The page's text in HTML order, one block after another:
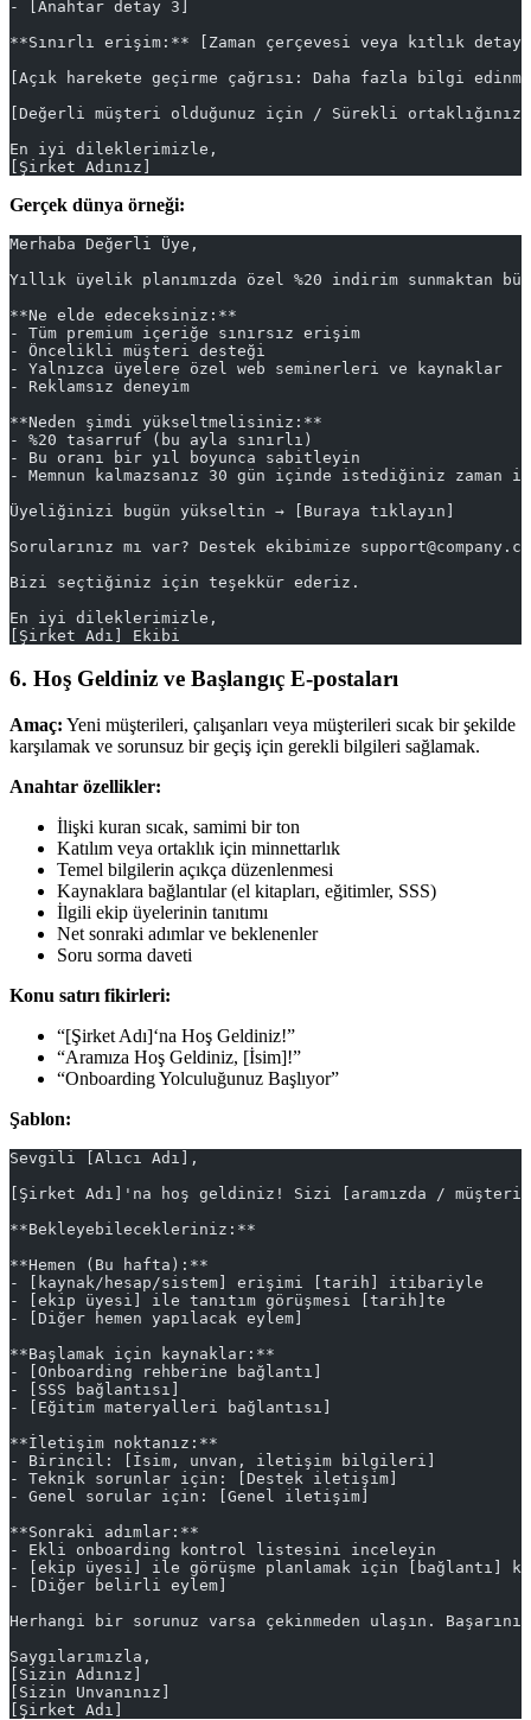
- [Anahtar detay 3]
**Sınırlı erişim:** [Zaman çerçevesi veya kıtlık
[Açık harekete geçirme çağrısı: Daha fazla bilgi
[Değerli müşteri olduğunuz için / Sürekli
En iyi dileklerimizle,
[Şirket Adınız]
Gerçek dünya örneği:
Merhaba Değerli Üye,
Yıllık üyelik planımızda özel %20 indirim sunmaktan
**Ne elde edeceksiniz:**
- Tüm premium içeriğe sınırsız erişim
- Öncelikli müşteri desteği
- Yalnızca üyelere özel web seminerleri ve kaynaklar
- Reklamsız deneyim
**Neden şimdi yükseltmelisiniz:**
- %20 tasarruf (bu ayla sınırlı)
- Bu oranı bir yıl boyunca sabitleyin
- Memnun kalmazsanız 30 gün içinde istediğiniz zaman
Üyeliğinizi bugün yükseltin → [Buraya tıklayın]
Sorularınız mı var? Destek ekibimize
Bizi seçtiğiniz için teşekkür ederiz.
En iyi dileklerimizle,
[Şirket Adı] Ekibi
6. Hoş Geldiniz ve Başlangıç E-postaları
Amaç: Yeni müşterileri, çalışanları veya müşterileri sıcak bir şekilde
karşılamak ve sorunsuz bir geçiş için gerekli bilgileri sağlamak.
Anahtar özellikler:
İlişki kuran sıcak, samimi bir ton
Katılım veya ortaklık için minnettarlık
Temel bilgilerin açıkça düzenlenmesi
Kaynaklara bağlantılar (el kitapları, eğitimler, SSS)
İlgili ekip üyelerinin tanıtımı
Net sonraki adımlar ve beklenenler
Soru sorma daveti
Konu satırı fikirleri:
“[Şirket Adı]‘na Hoş Geldiniz!”
“Aramıza Hoş Geldiniz, [İsim]!”
“Onboarding Yolculuğunuz Başlıyor”
Şablon:
Sevgili [Alıcı Adı],
[Şirket Adı]'na hoş geldiniz! Sizi [aramızda / müşteri
**Bekleyebilecekleriniz:**
**Hemen (Bu hafta):**
- [kaynak/hesap/sistem] erişimi [tarih] itibariyle
- [ekip üyesi] ile tanıtım görüşmesi [tarih]te
- [Diğer hemen yapılacak eylem]
**Başlamak için kaynaklar:**
- [Onboarding rehberine bağlantı]
- [SSS bağlantısı]
- [Eğitim materyalleri bağlantısı]
**İletişim noktanız:**
- Birincil: [İsim, unvan, iletişim bilgileri]
- Teknik sorunlar için: [Destek iletişim]
- Genel sorular için: [Genel iletişim]
**Sonraki adımlar:**
- Ekli onboarding kontrol listesini inceleyin
- [ekip üyesi] ile görüşme planlamak için [bağlantı]
- [Diğer belirli eylem]
Herhangi bir sorunuz varsa çekinmeden ulaşın.
Saygılarımızla,
[Sizin Adınız]
[Sizin Unvanınız]
[Şirket Adı]